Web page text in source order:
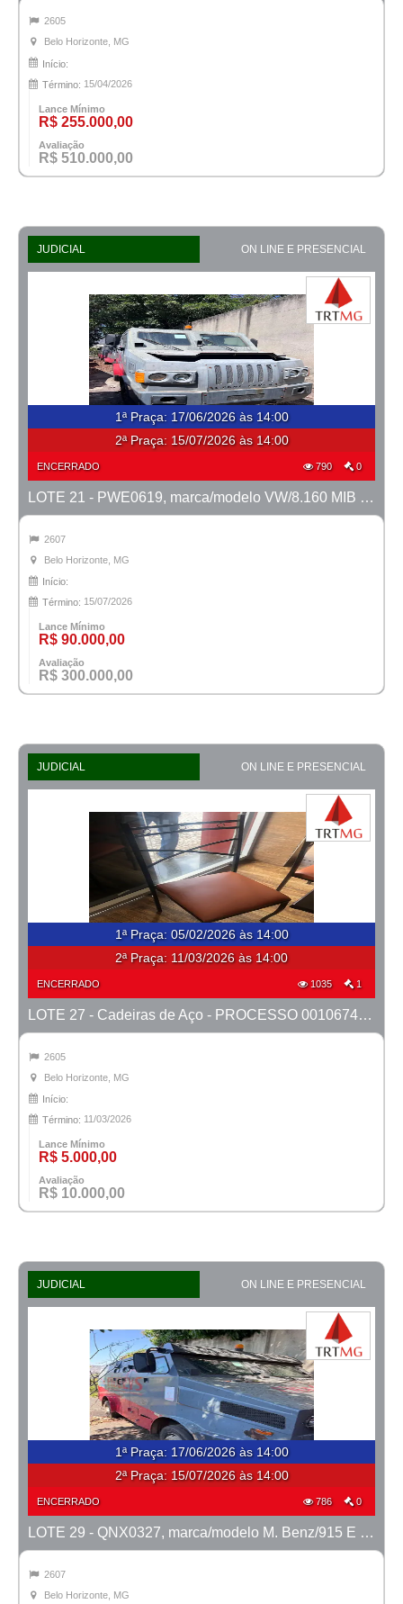
2605
Belo Horizonte, MG
Início:
Término: 15/04/2026
Lance Mínimo
R$ 255.000,00
Avaliação
R$ 510.000,00
JUDICIAL ON LINE E PRESENCIAL
1ª Praça: 17/06/2026 às 14:00
2ª Praça: 15/07/2026 às 14:00
ENCERRADO 790 0
LOTE 21 - PWE0619, marca/modelo VW/8.160 MIB Metropolis, ano 2014/2014
2607
Belo Horizonte, MG
Início:
Término: 15/07/2026
Lance Mínimo
R$ 90.000,00
Avaliação
R$ 300.000,00
JUDICIAL ON LINE E PRESENCIAL
1ª Praça: 05/02/2026 às 14:00
2ª Praça: 11/03/2026 às 14:00
ENCERRADO 1035 1
LOTE 27 - Cadeiras de Aço - PROCESSO 0010674-80.2023-15ª BH
2605
Belo Horizonte, MG
Início:
Término: 11/03/2026
Lance Mínimo
R$ 5.000,00
Avaliação
R$ 10.000,00
JUDICIAL ON LINE E PRESENCIAL
1ª Praça: 17/06/2026 às 14:00
2ª Praça: 15/07/2026 às 14:00
ENCERRADO 786 0
LOTE 29 - QNX0327, marca/modelo M. Benz/915 E MTX TVAL, ano 2016/2016
2607
Belo Horizonte, MG